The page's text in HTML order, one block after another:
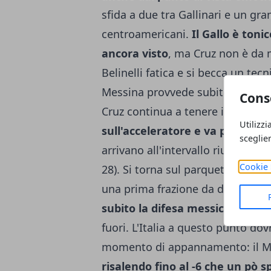
Cookie
sfida a due tra Gallinari e un
centroamericani. Il Gallo è
ancora visto, ma Cruz non è da
Belinelli fatica e si becca un
Messina provvede subito. La
Cruz continua a tenere in partita
sull'acceleratore e va presto
arrivano all'intervallo riuscendo
28). Si torna sul parquet, e c'è
una prima frazione da
subito la difesa messicana
fuori. L'Italia a questo punto
momento di appannamento: il
risalendo fino al -6 che un pò